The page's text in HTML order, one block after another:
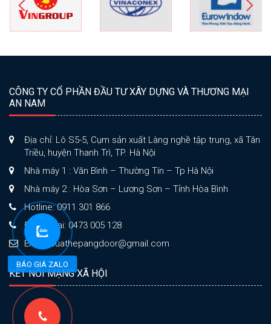
CÔNG TY CỔ PHẦN ĐẦU TƯ XÂY DỰNG VÀ THƯƠNG MẠI
AN NAM
Địa chỉ: Lô S5-5, Cụm sản xuất Làng nghề tập trung, xã Tân
Triều, huyện Thanh Trì, TP. Hà Nội
Nhà máy 1 : Văn Bình – Thường Tín – Tp Hà Nội
Nhà máy 2 : Hòa Sơn – Lương Sơn – Tỉnh Hòa Bình
Hotline: 0911 301 866
Điện thoại: 0473 005 128
Email: cuathepangdoor@gmail.com
KẾT NỐI MẠNG XÃ HỘI
BÁO GIÁ ZALO